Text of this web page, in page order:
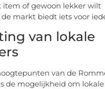
item of gewoon lekker wilt
markt biedt iets voor
van lokale
van de
de mogelijkheid om lokale